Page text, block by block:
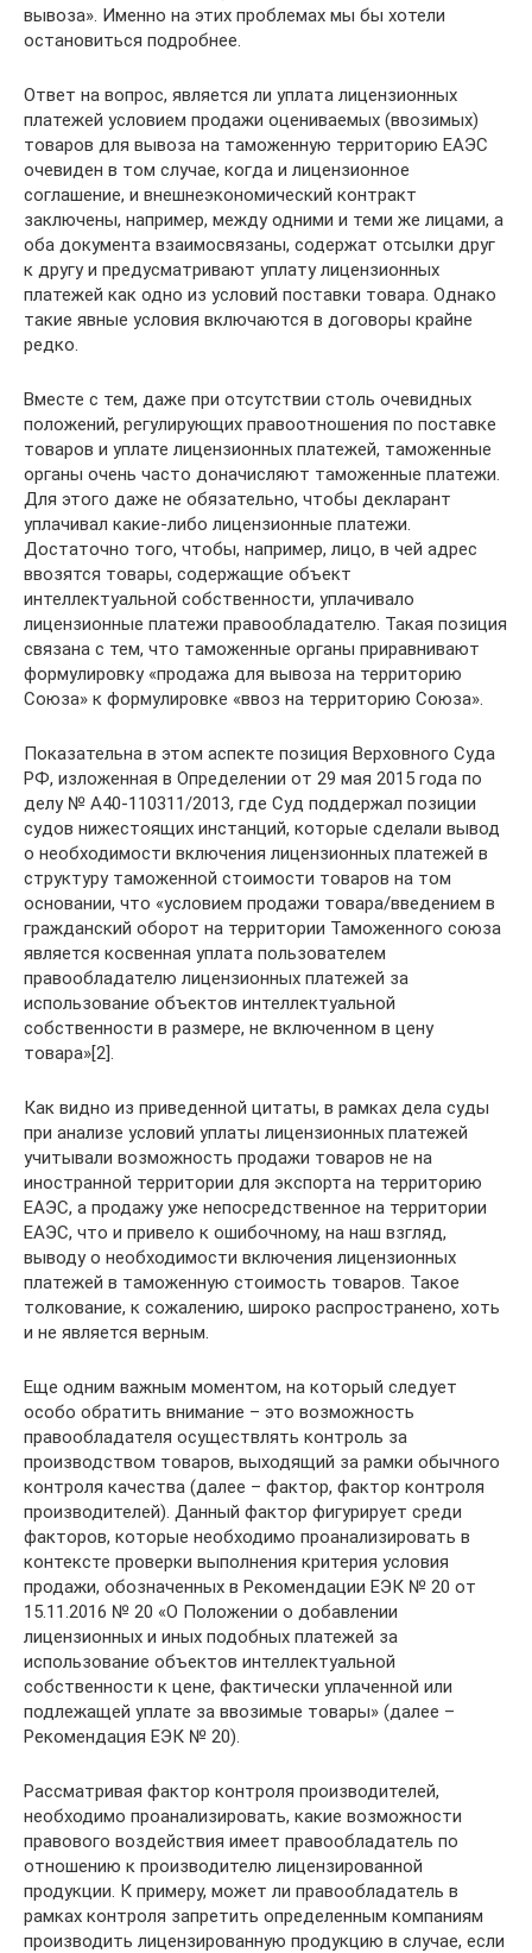
вывоза». Именно на этих проблемах мы бы хотели
остановиться подробнее.
Ответ на вопрос, является ли уплата лицензионных
платежей условием продажи оцениваемых (ввозимых)
товаров для вывоза на таможенную территорию ЕАЭС
очевиден в том случае, когда и лицензионное
соглашение, и внешнеэкономический контракт
заключены, например, между одними и теми же лицами, а
оба документа взаимосвязаны, содержат отсылки друг
к другу и предусматривают уплату лицензионных
платежей как одно из условий поставки товара. Однако
такие явные условия включаются в договоры крайне
редко.
Вместе с тем, даже при отсутствии столь очевидных
положений, регулирующих правоотношения по поставке
товаров и уплате лицензионных платежей, таможенные
органы очень часто доначисляют таможенные платежи.
Для этого даже не обязательно, чтобы декларант
уплачивал какие-либо лицензионные платежи.
Достаточно того, чтобы, например, лицо, в чей адрес
ввозятся товары, содержащие объект
интеллектуальной собственности, уплачивало
лицензионные платежи правообладателю. Такая позиция
связана с тем, что таможенные органы приравнивают
формулировку «продажа для вывоза на территорию
Союза» к формулировке «ввоз на территорию Союза».
Показательна в этом аспекте позиция Верховного Суда
РФ, изложенная в Определении от 29 мая 2015 года по
делу № А40-110311/2013, где Суд поддержал позиции
судов нижестоящих инстанций, которые сделали вывод
о необходимости включения лицензионных платежей в
структуру таможенной стоимости товаров на том
основании, что «условием продажи товара/введением в
гражданский оборот на территории Таможенного союза
является косвенная уплата пользователем
правообладателю лицензионных платежей за
использование объектов интеллектуальной
собственности в размере, не включенном в цену
товара»[2].
Как видно из приведенной цитаты, в рамках дела суды
при анализе условий уплаты лицензионных платежей
учитывали возможность продажи товаров не на
иностранной территории для экспорта на территорию
ЕАЭС, а продажу уже непосредственное на территории
ЕАЭС, что и привело к ошибочному, на наш взгляд,
выводу о необходимости включения лицензионных
платежей в таможенную стоимость товаров. Такое
толкование, к сожалению, широко распространено, хоть
и не является верным.
Еще одним важным моментом, на который следует
особо обратить внимание – это возможность
правообладателя осуществлять контроль за
производством товаров, выходящий за рамки обычного
контроля качества (далее – фактор, фактор контроля
производителей). Данный фактор фигурирует среди
факторов, которые необходимо проанализировать в
контексте проверки выполнения критерия условия
продажи, обозначенных в Рекомендации ЕЭК № 20 от
15.11.2016 № 20 «О Положении о добавлении
лицензионных и иных подобных платежей за
использование объектов интеллектуальной
собственности к цене, фактически уплаченной или
подлежащей уплате за ввозимые товары» (далее –
Рекомендация ЕЭК № 20).
Рассматривая фактор контроля производителей,
необходимо проанализировать, какие возможности
правового воздействия имеет правообладатель по
отношению к производителю лицензированной
продукции. К примеру, может ли правообладатель в
рамках контроля запретить определенным компаниям
производить лицензированную продукцию в случае, если